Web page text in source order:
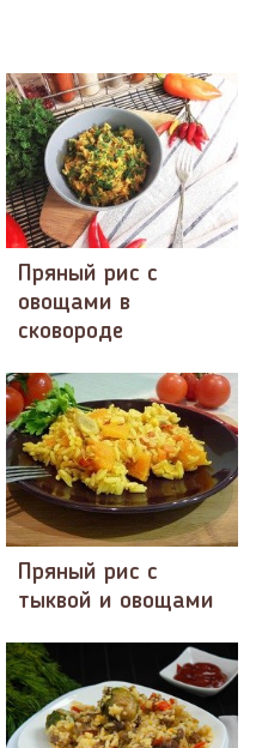
Пряный рис с
овощами в
сковороде
Пряный рис с
тыквой и овощами